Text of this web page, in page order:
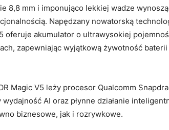
8,8 mm i imponująco lekkiej wadze
Napędzany nowatorską
oferuje akumulator o ultrawysokiej
zapewniając wyjątkową żywotność
Magic V5 leży procesor Qualcomm
AI oraz płynne działanie
biznesowe, jak i rozrywkowe.